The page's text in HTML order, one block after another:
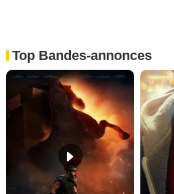
Top Bandes-annonces